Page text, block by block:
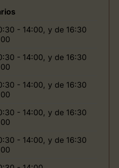
- 14:00, y de 16:30
- 14:00, y de 16:30
- 14:00, y de 16:30
- 14:00, y de 16:30
- 14:00, y de 16:30